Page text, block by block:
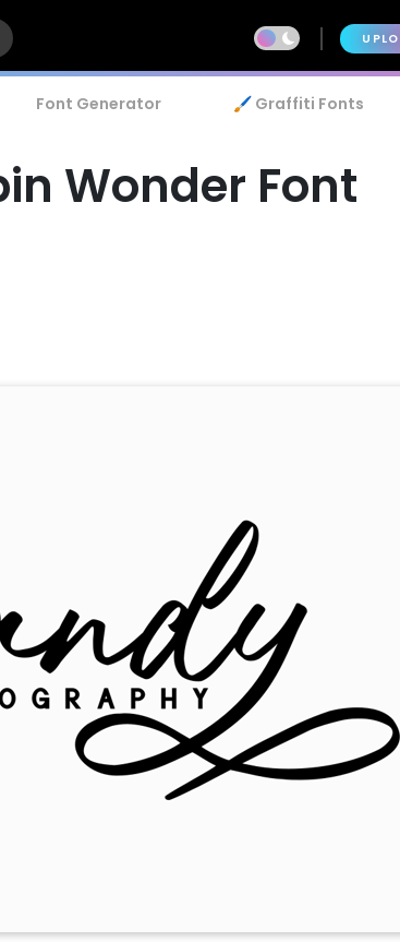
Font Generator 🖌️ Graffiti Fonts
Wonder Font